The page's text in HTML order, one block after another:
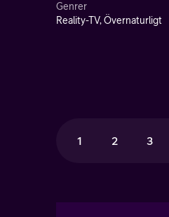
Genrer
Reality-TV, Övernaturligt
1 2 3